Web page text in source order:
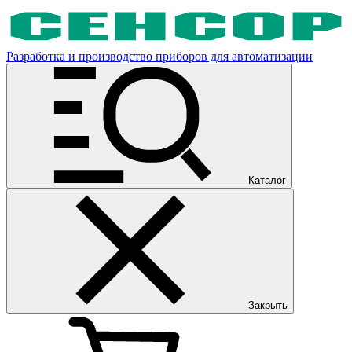
Разработка и производство приборов для автоматизации
Каталог
Закрыть